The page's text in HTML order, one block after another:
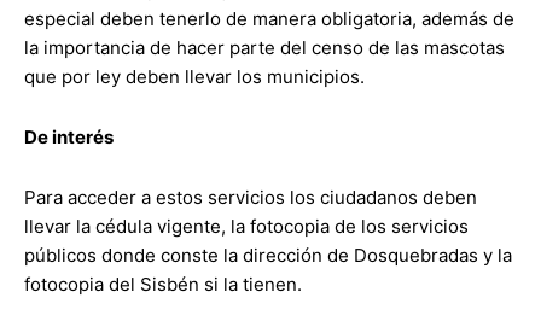
especial deben tenerlo de manera obligatoria, además de
la importancia de hacer parte del censo de las mascotas
que por ley deben llevar los municipios.
De interés
Para acceder a estos servicios los ciudadanos deben
llevar la cédula vigente, la fotocopia de los servicios
públicos donde conste la dirección de Dosquebradas y la
fotocopia del Sisbén si la tienen.